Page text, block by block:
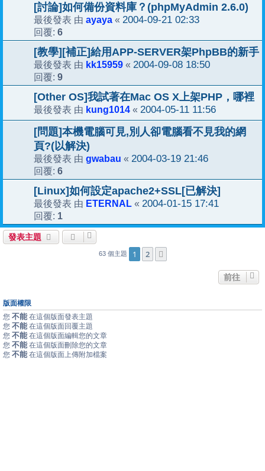
[討論]如何備份資料庫？(phpMyAdmin 2.6.0)
最後發表 由 ayaya « 2004-09-21 02:33
回覆: 6
[教學][補正]給用APP-SERVER架PhpBB的新手
最後發表 由 kk15959 « 2004-09-08 18:50
回覆: 9
[Other OS]我試著在Mac OS X上架PHP，哪裡
最後發表 由 kung1014 « 2004-05-11 11:56
[問題]本機電腦可見,別人卻電腦看不見我的網
頁?(以解決)
最後發表 由 gwabau « 2004-03-19 21:46
回覆: 6
[Linux]如何設定apache2+SSL[已解決]
最後發表 由 ETERNAL « 2004-01-15 17:41
回覆: 1
發表主題
63 個主題 1 2
前往
版面權限
您 不能 在這個版面發表主題
您 不能 在這個版面回覆主題
您 不能 在這個版面編輯您的文章
您 不能 在這個版面刪除您的文章
您 不能 在這個版面上傳附加檔案